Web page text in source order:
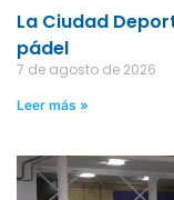
La Ciudad
pádel
7 de agosto de 2026
Leer más »